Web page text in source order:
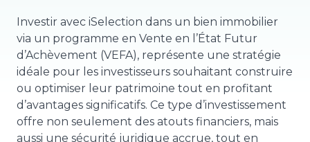
Investir avec iSelection dans un bien immobilier
via un programme en Vente en l’État Futur
d’Achèvement (VEFA), représente une stratégie
idéale pour les investisseurs souhaitant construire
ou optimiser leur patrimoine tout en profitant
d’avantages significatifs. Ce type d’investissement
offre non seulement des atouts financiers, mais
aussi une sécurité juridique accrue, tout en